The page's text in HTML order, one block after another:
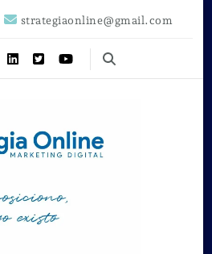
strategiaonline@gmail.com